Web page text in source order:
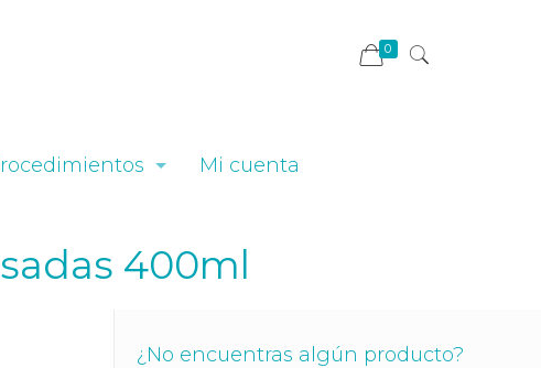
Mi cuenta
0
400ml
¿No encuentras algún producto?